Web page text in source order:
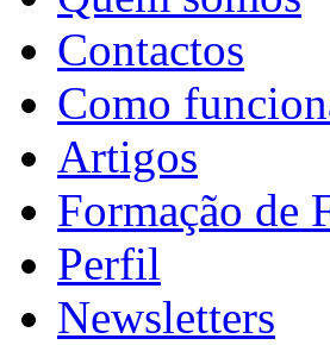
Contactos
Como
Artigos
Formação de
Perfil
Newsletters